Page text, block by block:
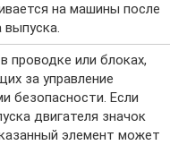
на машины после
выпуска.
проводке или блоках,
за управление
безопасности. Если
двигателя значок
элемент может